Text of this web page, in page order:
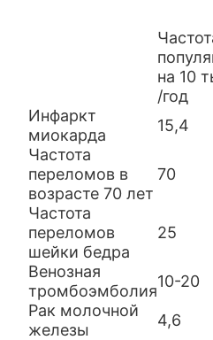
на 10
/год
Инфаркт
миокарда
15,4
Частота
переломов в
возрасте 70 лет
70
Частота
переломов
шейки бедра
25
Венозная
тромбоэмболия
10-20
Рак молочной
железы
4,6